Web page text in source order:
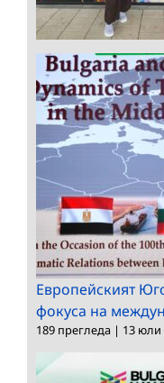
Европейският
фокуса на
189 прегледа | 13 юли